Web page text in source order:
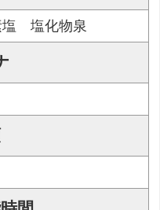
塩 塩化物泉